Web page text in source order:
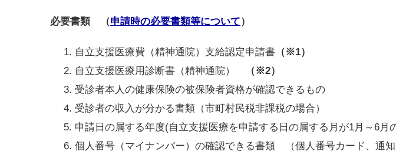
必要書類 （申請時の必要書類等について）
自立支援医療費（精神通院）支給認定申請書 （※1）
自立支援医療用診断書（精神通院）
（※2）
受診者本人の健康保険の被保険者資格が確認できるもの
受診者の収入が分かる書類（市町村民税非課税の場合）
申請日の属する年度(自立支援医療を申請する日の属する月が1月～6
個人番号（マイナンバー）の確認できる書類 （個人番号カード、通